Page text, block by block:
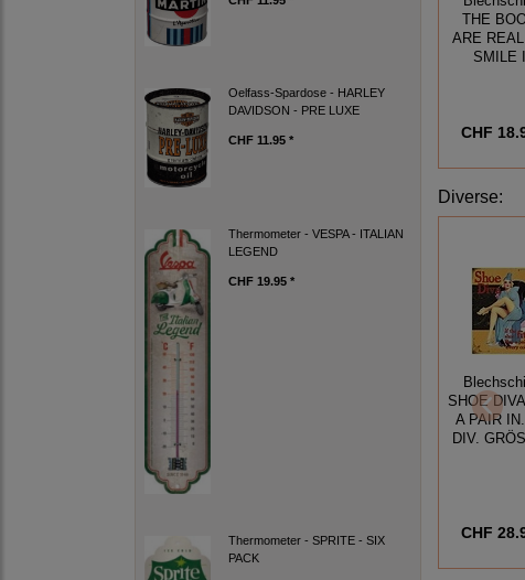
Oelfass-Spardose - HARLEY
DAVIDSON - PRE LUXE
CHF 11.95 *
Thermometer - VESPA - ITALIAN
LEGEND
CHF 19.95 *
Thermometer - SPRITE - SIX
PACK
THE
ARE
SMILE
CHF
Diverse:
SHOE
A PAIR
DIV.
CHF